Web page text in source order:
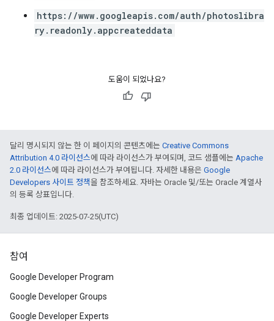
https://www.googleapis.com/auth/photoslibra
ry.readonly.appcreateddata
도움이 되었나요?
달리 명시되지 않는 한 이 페이지의 콘텐츠에는 Creative Commons
Attribution 4.0 라이선스에 따라 라이선스가 부여되며, 코드 샘플에는 Apache
2.0 라이선스에 따라 라이선스가 부여됩니다. 자세한 내용은 Google
Developers 사이트 정책을 참조하세요. 자바는 Oracle 및/또는 Oracle 계열사
의 등록 상표입니다.
최종 업데이트: 2025-07-25(UTC)
참여
Google Developer Program
Google Developer Groups
Google Developer Experts